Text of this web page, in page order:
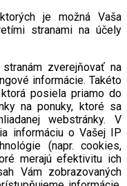
je možná Vaša
stranami na účely
zverejňovať na
informácie. Takéto
posiela priamo do
na ponuky, ktoré sa
webstránky. V
informáciu o Vašej IP
(napr. cookies,
merajú efektivitu ich
Vám zobrazovaných